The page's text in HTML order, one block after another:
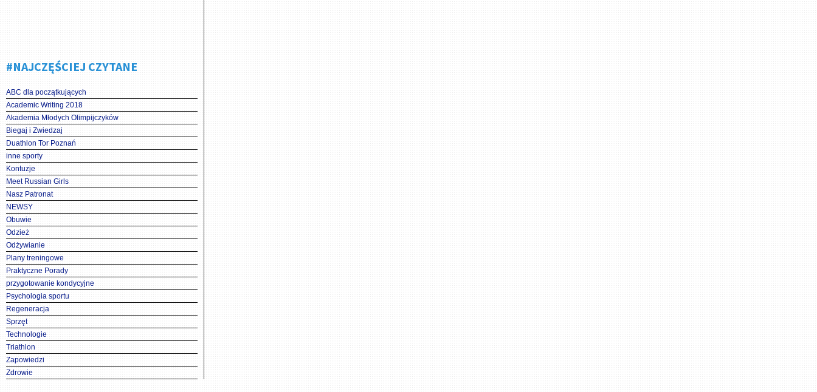
#NAJCZĘŚCIEJ CZYTANE
ABC dla początkujących
Academic Writing 2018
Akademia Młodych Olimpijczyków
Biegaj i Zwiedzaj
Duathlon Tor Poznań
inne sporty
Kontuzje
Meet Russian Girls
Nasz Patronat
NEWSY
Obuwie
Odzież
Odżywianie
Plany treningowe
Praktyczne Porady
przygotowanie kondycyjne
Psychologia sportu
Regeneracja
Sprzęt
Technologie
Triathlon
Zapowiedzi
Zdrowie